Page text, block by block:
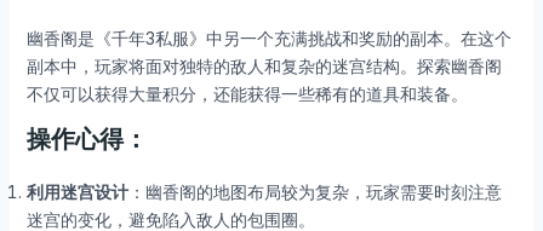
幽香阁是《千年3私服》中另一个充满挑战和奖励的副本。在这个
副本中，玩家将面对独特的敌人和复杂的迷宫结构。探索幽香阁
不仅可以获得大量积分，还能获得一些稀有的道具和装备。
操作心得：
利用迷宫设计：幽香阁的地图布局较为复杂，玩家需要时刻注意
迷宫的变化，避免陷入敌人的包围圈。